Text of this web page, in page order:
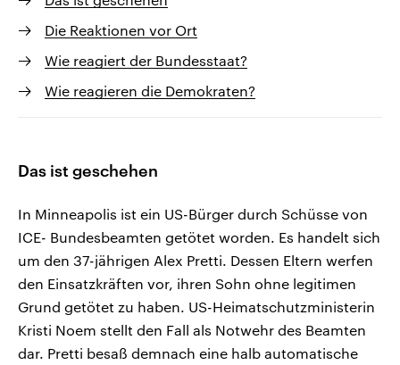
Die Reaktionen vor Ort
Wie reagiert der Bundesstaat?
Wie reagieren die Demokraten?
Das ist geschehen
In Minneapolis ist ein US-Bürger durch Schüsse von
ICE- Bundesbeamten getötet worden. Es handelt sich
um den 37-jährigen Alex Pretti. Dessen Eltern werfen
den Einsatzkräften vor, ihren Sohn ohne legitimen
Grund getötet zu haben. US-Heimatschutzministerin
Kristi Noem stellt den Fall als Notwehr des Beamten
dar. Pretti besaß demnach eine halb automatische